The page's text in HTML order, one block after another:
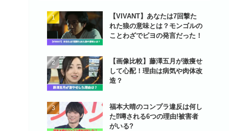
【VIVANT】あなたは7回撃た
れた狼の意味とは？モンゴルの
ことわざでピヨの発言だった！
【画像比較】藤澤五月が激痩せ
して心配！理由は病気や肉体改
造？
福本大晴のコンプラ違反は何し
た⁉噂される6つの理由!被害者
がいる?